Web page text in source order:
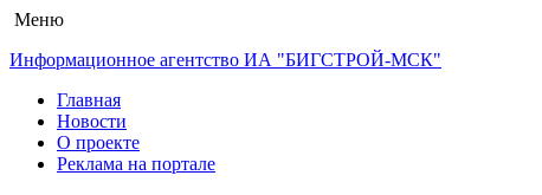
Меню
Информационное агентство ИА "БИГСТРОЙ-МСК"
Главная
Новости
О проекте
Реклама на портале